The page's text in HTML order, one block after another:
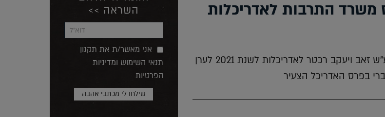
משרד התרבות לאדריכלות
משרד התרבות העניק את פרס ע"ש זאב ויעקב רכטר לאדריכלות לשנת 2021 לערן
בפרס האדריכל הצעיר
השראה >>
אני מאשר/ת את תקנון
תנאי השימוש ומדיניות
הפרטיות